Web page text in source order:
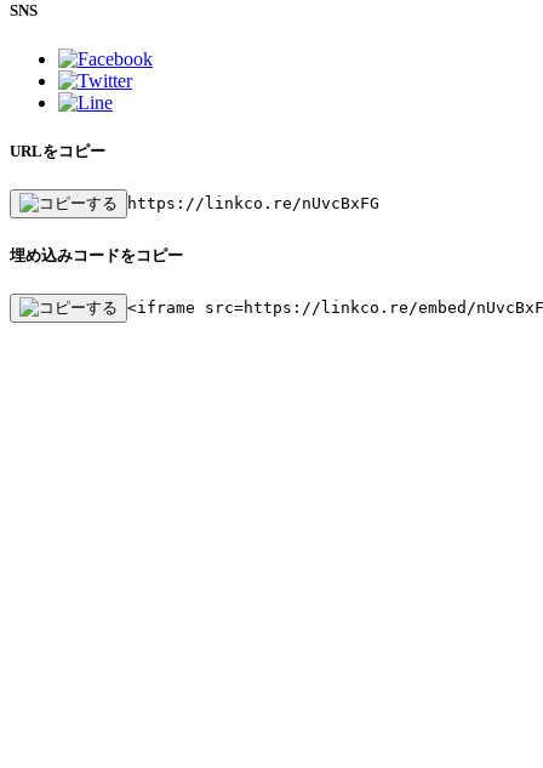
SNS
URLをコピー
https://linkco.re/nUvcBxFG
埋め込みコードをコピー
<iframe src=https://linkco.re/embed/